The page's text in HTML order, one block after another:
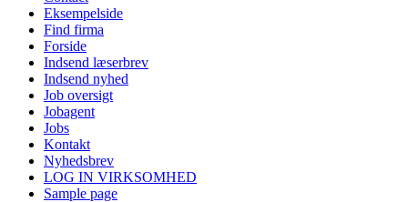
Eksempelside
Find firma
Forside
Indsend læserbrev
Indsend nyhed
Job oversigt
Jobagent
Jobs
Kontakt
Nyhedsbrev
LOG IN VIRKSOMHED
Sample page